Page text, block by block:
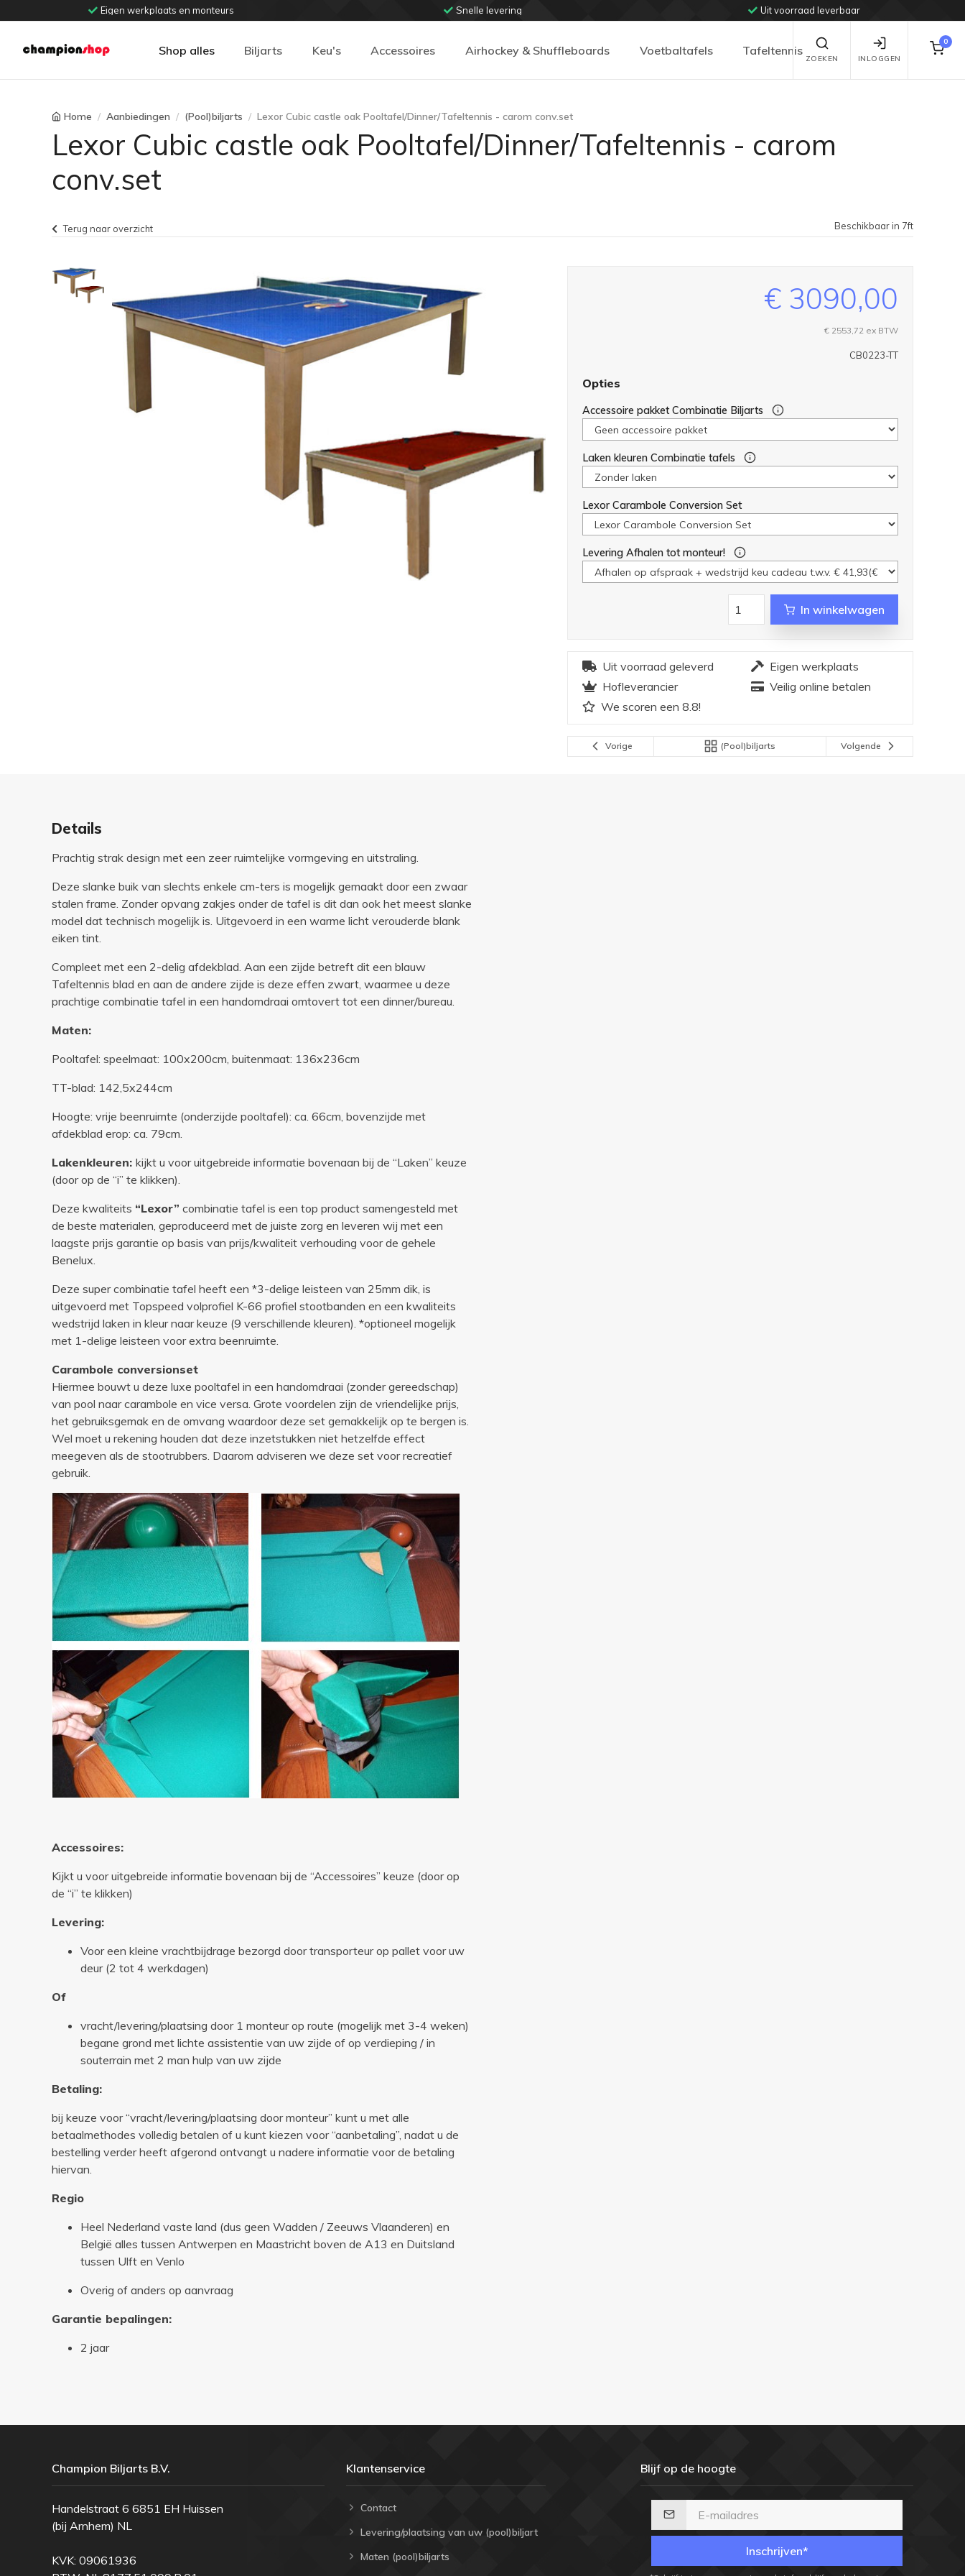
Eigen werkplaats en monteurs Snelle levering Uit voorraad leverbaar
Shop alles Biljarts Keu's Accessoires Airhockey & Shuffleboards Voetbaltafels Tafeltennis
ZOEKEN INLOGGEN
0
Home Aanbiedingen (Pool)biljarts Lexor Cubic castle oak Pooltafel/Dinner/Tafeltennis - carom conv.set
Lexor Cubic castle oak Pooltafel/Dinner/Tafeltennis - carom
conv.set
Terug naar overzicht Beschikbaar in 7ft
€ 3090,00
€ 2553,72 ex BTW
CB0223-TT
Opties
Accessoire pakket Combinatie Biljarts
Laken kleuren Combinatie tafels
Lexor Carambole Conversion Set
Levering Afhalen tot monteur!
In winkelwagen
Uit voorraad geleverd
Eigen werkplaats
Hofleverancier
Veilig online betalen
We scoren een 8.8!
Vorige (Pool)biljarts Volgende
Details
Prachtig strak design met een zeer ruimtelijke vormgeving en uitstraling.
Deze slanke buik van slechts enkele cm-ters is mogelijk gemaakt door een zwaar
stalen frame. Zonder opvang zakjes onder de tafel is dit dan ook het meest slanke
model dat technisch mogelijk is. Uitgevoerd in een warme licht verouderde blank
eiken tint.
Compleet met een 2-delig afdekblad. Aan een zijde betreft dit een blauw
Tafeltennis blad en aan de andere zijde is deze effen zwart, waarmee u deze
prachtige combinatie tafel in een handomdraai omtovert tot een dinner/bureau.
Maten:
Pooltafel: speelmaat: 100x200cm, buitenmaat: 136x236cm
TT-blad: 142,5x244cm
Hoogte: vrije beenruimte (onderzijde pooltafel): ca. 66cm, bovenzijde met
afdekblad erop: ca. 79cm.
Lakenkleuren: kijkt u voor uitgebreide informatie bovenaan bij de “Laken” keuze
(door op de “i” te klikken).
Deze kwaliteits “Lexor” combinatie tafel is een top product samengesteld met
de beste materialen, geproduceerd met de juiste zorg en leveren wij met een
laagste prijs garantie op basis van prijs/kwaliteit verhouding voor de gehele
Benelux.
Deze super combinatie tafel heeft een *3-delige leisteen van 25mm dik, is
uitgevoerd met Topspeed volprofiel K-66 profiel stootbanden en een kwaliteits
wedstrijd laken in kleur naar keuze (9 verschillende kleuren). *optioneel mogelijk
met 1-delige leisteen voor extra beenruimte.
Carambole conversionset
Hiermee bouwt u deze luxe pooltafel in een handomdraai (zonder gereedschap)
van pool naar carambole en vice versa. Grote voordelen zijn de vriendelijke prijs,
het gebruiksgemak en de omvang waardoor deze set gemakkelijk op te bergen is.
Wel moet u rekening houden dat deze inzetstukken niet hetzelfde effect
meegeven als de stootrubbers. Daarom adviseren we deze set voor recreatief
gebruik.
Accessoires:
Kijkt u voor uitgebreide informatie bovenaan bij de “Accessoires” keuze (door op
de “i” te klikken)
Levering:
Voor een kleine vrachtbijdrage bezorgd door transporteur op pallet voor uw
deur (2 tot 4 werkdagen)
Of
vracht/levering/plaatsing door 1 monteur op route (mogelijk met 3-4 weken)
begane grond met lichte assistentie van uw zijde of op verdieping / in
souterrain met 2 man hulp van uw zijde
Betaling:
bij keuze voor “vracht/levering/plaatsing door monteur” kunt u met alle
betaalmethodes volledig betalen of u kunt kiezen voor “aanbetaling”, nadat u de
bestelling verder heeft afgerond ontvangt u nadere informatie voor de betaling
hiervan.
Regio
Heel Nederland vaste land (dus geen Wadden / Zeeuws Vlaanderen) en
België alles tussen Antwerpen en Maastricht boven de A13 en Duitsland
tussen Ulft en Venlo
Overig of anders op aanvraag
Garantie bepalingen:
2 jaar
Champion Biljarts B.V.
Handelstraat 6 6851 EH Huissen
(bij Arnhem) NL
KVK: 09061936
Klantenservice
Contact
Levering/plaatsing van uw (pool)biljart
Maten (pool)biljarts
Blijf op de hoogte
Inschrijven*